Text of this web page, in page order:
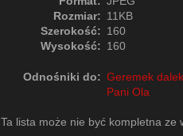
Rozmiar: 11KB
Szerokość: 160
Wysokość: 160
Odnośniki do: Geremek
Pani Ola
Ta lista może nie być kompletna ze